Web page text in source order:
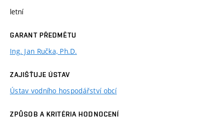
letní
GARANT PŘEDMĚTU
Ing. Jan Ručka, Ph.D.
ZAJIŠŤUJE ÚSTAV
Ústav vodního hospodářství obcí
ZPŮSOB A KRITÉRIA HODNOCENÍ